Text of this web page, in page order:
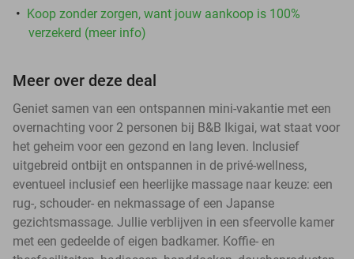
Koop zonder zorgen, want jouw aankoop is 100%
verzekerd (meer info)
Meer over deze deal
Geniet samen van een ontspannen mini-vakantie met een
overnachting voor 2 personen bij B&B Ikigai, wat staat voor
het geheim voor een gezond en lang leven. Inclusief
uitgebreid ontbijt en ontspannen in de privé-wellness,
eventueel inclusief een heerlijke massage naar keuze: een
rug-, schouder- en nekmassage of een Japanse
gezichtsmassage. Jullie verblijven in een sfeervolle kamer
met een gedeelde of eigen badkamer. Koffie- en